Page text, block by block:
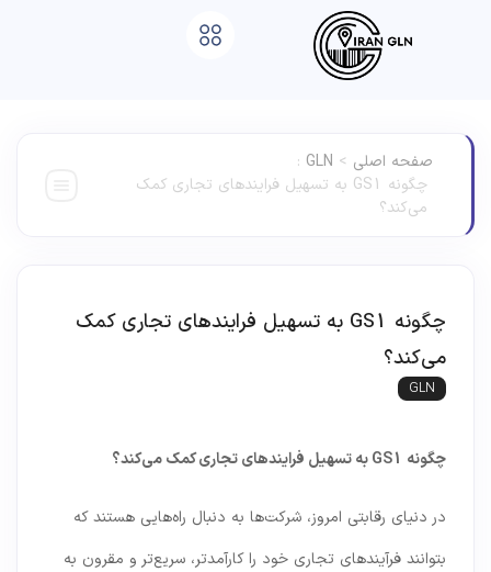
صفحه اصلی >
GLN
:
چگونه GS1 به تسهیل فرایندهای تجاری کمک
می‌کند؟
چگونه GS1 به تسهیل فرایندهای تجاری کمک
می‌کند؟
GLN
چگونه به تسهیل فرایندهای تجاری کمک می‌کند؟
در دنیای رقابتی امروز، شرکت‌ها به دنبال راه‌هایی هستند که
بتوانند فرآیندهای تجاری خود را کارآمدتر، سریع‌تر و مقرون به